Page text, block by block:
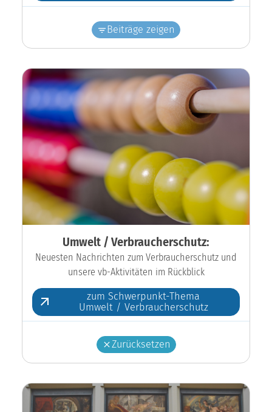
Beiträge zeigen
Umwelt / Verbraucherschutz:
Neuesten Nachrichten zum Verbraucherschutz und
unsere vb-Aktivitäten im Rückblick
zum Schwerpunkt-Thema
Umwelt / Verbraucherschutz
Zurücksetzen